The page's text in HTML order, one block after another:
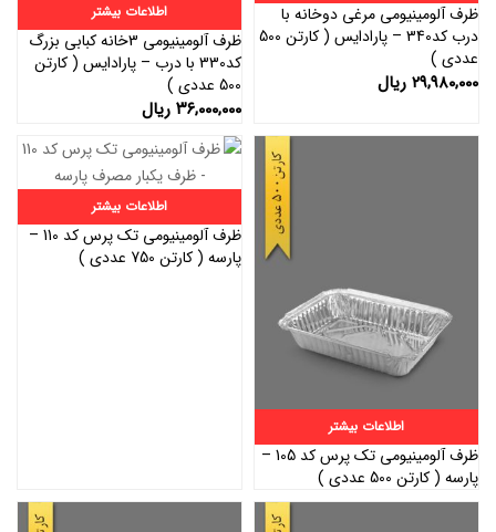
ظرف آلومینیومی مرغی دوخانه با
درب کد340 – پارادایس ( کارتن 500
عددی )
۲۹,۹۸۰,۰۰۰ ریال
اطلاعات بیشتر
ظرف آلومینیومی 3خانه کبابی بزرگ
کد330 با درب – پارادایس ( کارتن
500 عددی )
۳۶,۰۰۰,۰۰۰ ریال
اطلاعات بیشتر
ظرف آلومینیومی تک پرس کد 105 –
پارسه ( کارتن 500 عددی )
اطلاعات بیشتر
ظرف آلومینیومی تک پرس کد 110 –
پارسه ( کارتن 750 عددی )